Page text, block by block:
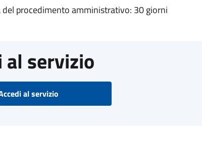
del procedimento amministrativo: 30 giorni
al servizio
al servizio